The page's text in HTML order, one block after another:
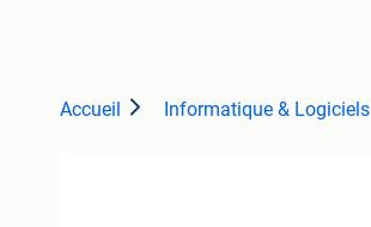
Accueil Informatique & Logiciels